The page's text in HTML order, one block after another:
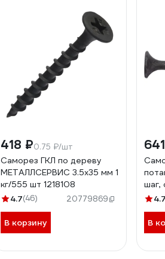
418 ₽0.75 ₽/шт
Саморез ГКЛ по дереву
МЕТАЛЛСЕРВИС 3.5x35 мм 1
кг/555 шт 1218108
4.7(46) 20779869
В корзину
шаг,
шт.
В